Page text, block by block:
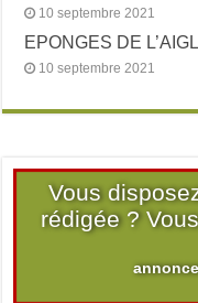
10 septembre 2021
EPONGES DE
10 septembre 2021
Vous
rédigée ?